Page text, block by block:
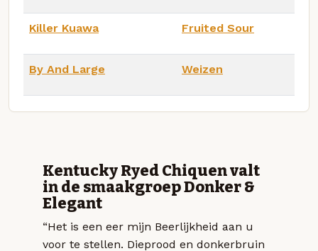
Killer Kuawa Fruited Sour
By And Large Weizen
Kentucky Ryed Chiquen valt
in de smaakgroep Donker &
Elegant
“Het is een eer mijn Beerlijkheid aan u
voor te stellen. Dieprood en donkerbruin